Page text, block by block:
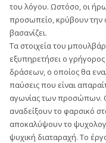
του λόγου. Ωστόσο, οι
προσωπείο, κρύβουν την
βασανίζει.
Τα στοιχεία του
εξυπηρετήσει ο
δράσεων, ο οποίος θα
παύσεις που είναι
αγωνίας των προσώπων.
αναδείξουν το φαρσικό
αποκαλύψουν το
ψυχική διαταραχή. Το